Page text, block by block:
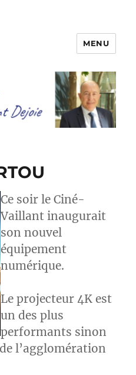
Laurent Dejoie
MENU
Ce soir le Ciné-
Vaillant inaugurait
son nouvel
équipement
numérique.
Le projecteur 4K est
un des plus
performants sinon
l’agglomération